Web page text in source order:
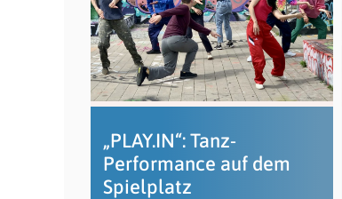
„PLAY.IN“: Tanz-
Performance auf dem
Spielplatz